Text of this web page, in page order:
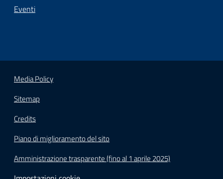
Eventi
Media Policy
Sitemap
Credits
Piano di miglioramento del sito
Amministrazione trasparente (fino al 1 aprile 2025)